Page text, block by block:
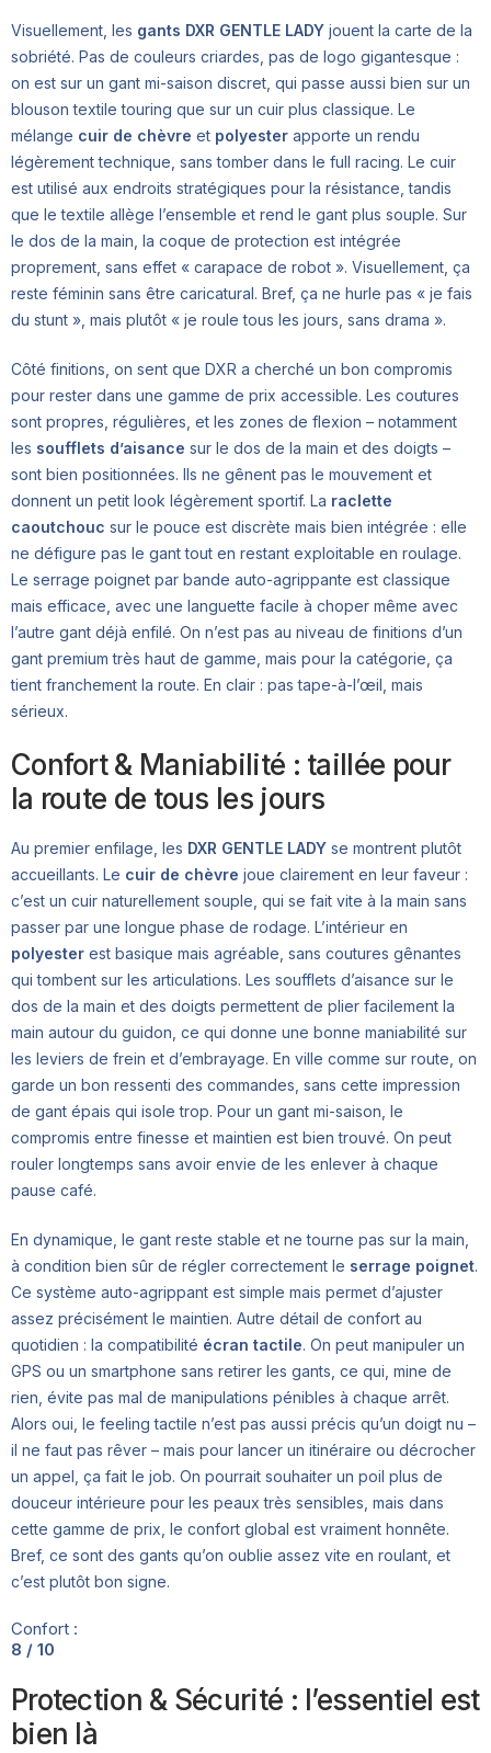
Visuellement, les gants DXR GENTLE LADY jouent la carte de la
sobriété. Pas de couleurs criardes, pas de logo gigantesque :
on est sur un gant mi-saison discret, qui passe aussi bien sur un
blouson textile touring que sur un cuir plus classique. Le
mélange cuir de chèvre et polyester apporte un rendu
légèrement technique, sans tomber dans le full racing. Le cuir
est utilisé aux endroits stratégiques pour la résistance, tandis
que le textile allège l’ensemble et rend le gant plus souple. Sur
le dos de la main, la coque de protection est intégrée
proprement, sans effet « carapace de robot ». Visuellement, ça
reste féminin sans être caricatural. Bref, ça ne hurle pas « je fais
du stunt », mais plutôt « je roule tous les jours, sans drama ».
Côté finitions, on sent que DXR a cherché un bon compromis
pour rester dans une gamme de prix accessible. Les coutures
sont propres, régulières, et les zones de flexion – notamment
les soufflets d’aisance sur le dos de la main et des doigts –
sont bien positionnées. Ils ne gênent pas le mouvement et
donnent un petit look légèrement sportif. La raclette
caoutchouc sur le pouce est discrète mais bien intégrée : elle
ne défigure pas le gant tout en restant exploitable en roulage.
Le serrage poignet par bande auto-agrippante est classique
mais efficace, avec une languette facile à choper même avec
l’autre gant déjà enfilé. On n’est pas au niveau de finitions d’un
gant premium très haut de gamme, mais pour la catégorie, ça
tient franchement la route. En clair : pas tape-à-l’œil, mais
sérieux.
Confort & Maniabilité : taillée pour
la route de tous les jours
Au premier enfilage, les DXR GENTLE LADY se montrent plutôt
accueillants. Le cuir de chèvre joue clairement en leur faveur :
c’est un cuir naturellement souple, qui se fait vite à la main sans
passer par une longue phase de rodage. L’intérieur en
polyester est basique mais agréable, sans coutures gênantes
qui tombent sur les articulations. Les soufflets d’aisance sur le
dos de la main et des doigts permettent de plier facilement la
main autour du guidon, ce qui donne une bonne maniabilité sur
les leviers de frein et d’embrayage. En ville comme sur route, on
garde un bon ressenti des commandes, sans cette impression
de gant épais qui isole trop. Pour un gant mi-saison, le
compromis entre finesse et maintien est bien trouvé. On peut
rouler longtemps sans avoir envie de les enlever à chaque
pause café.
En dynamique, le gant reste stable et ne tourne pas sur la main,
à condition bien sûr de régler correctement le serrage poignet.
Ce système auto-agrippant est simple mais permet d’ajuster
assez précisément le maintien. Autre détail de confort au
quotidien : la compatibilité écran tactile. On peut manipuler un
GPS ou un smartphone sans retirer les gants, ce qui, mine de
rien, évite pas mal de manipulations pénibles à chaque arrêt.
Alors oui, le feeling tactile n’est pas aussi précis qu’un doigt nu –
il ne faut pas rêver – mais pour lancer un itinéraire ou décrocher
un appel, ça fait le job. On pourrait souhaiter un poil plus de
douceur intérieure pour les peaux très sensibles, mais dans
cette gamme de prix, le confort global est vraiment honnête.
Bref, ce sont des gants qu’on oublie assez vite en roulant, et
c’est plutôt bon signe.
Confort :
8 / 10
Protection & Sécurité : l’essentiel est
bien là